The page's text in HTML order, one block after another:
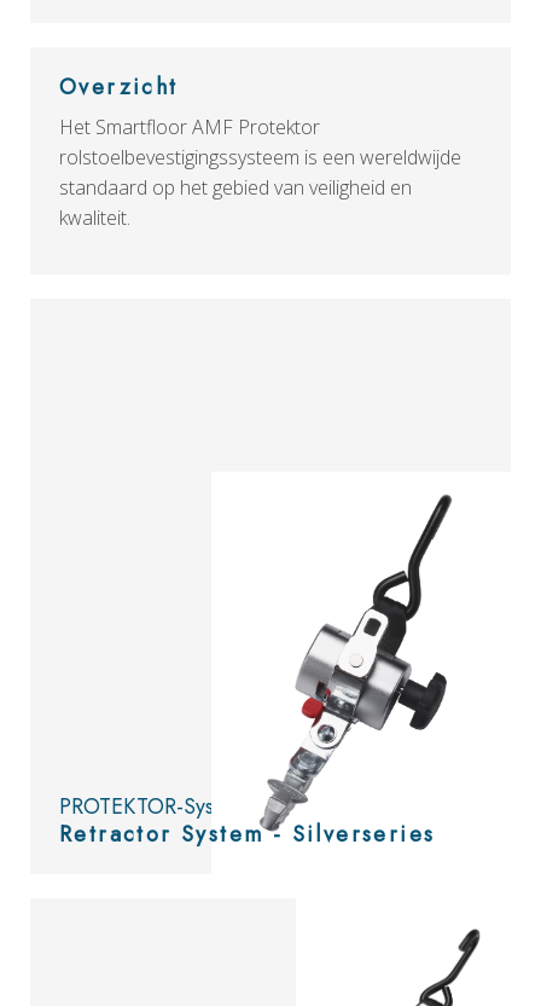
Overzicht
Het Smartfloor AMF Protektor
rolstoelbevestigingssysteem is een wereldwijde
standaard op het gebied van veiligheid en
kwaliteit.
PROTEKTOR-System
Retractor System - Silverseries